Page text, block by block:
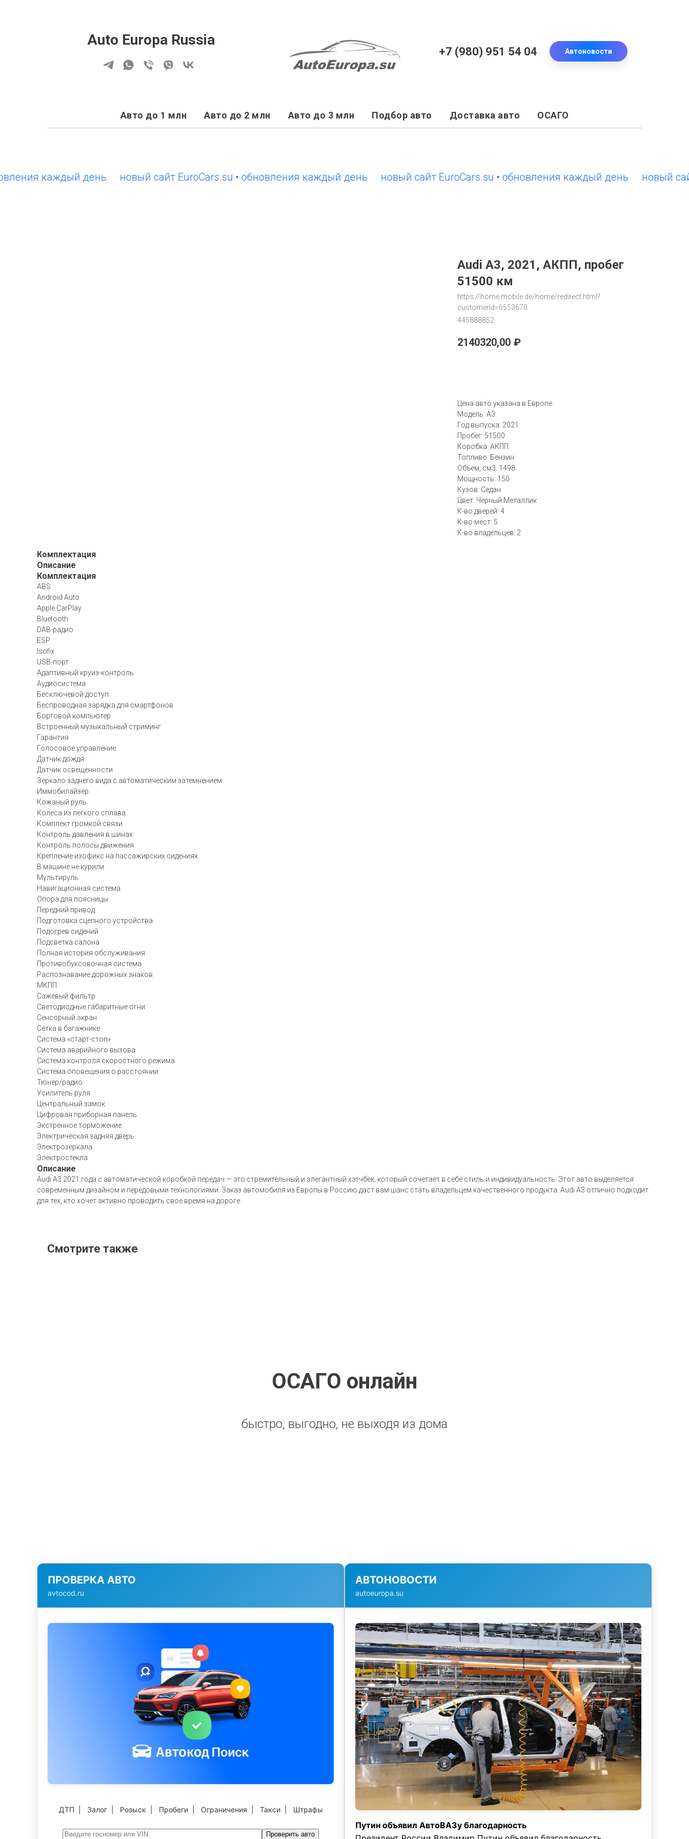
Auto Europa Russia
+7 (980) 951 54 04 Автоновости
Авто до 1 млн Авто до 2 млн Авто до 3 млн Подбор авто Доставка авто ОСАГО
каждый день новый сайт EuroCars.su • обновления каждый день новый сайт EuroCars.su • обновления каждый день новый сайт
Audi A3, 2021, АКПП, пробег
51500 км
https://home.mobile.de/home/redirect.html?
customerId=6553670
445888852
2140320,00 ₽
Цена авто указана в Европе
Модель: A3
Год выпуска: 2021
Пробег: 51500
Коробка: АКПП
Топливо: Бензин
Объем, см3: 1498
Мощность: 150
Кузов: Седан
Цвет: Черный Металлик
К-во дверей: 4
К-во мест: 5
К-во владельцев: 2
Комплектация
Описание
Комплектация
ABS
Android Auto
Apple CarPlay
Bluetooth
DAB-радио
ESP
Isofix
USB-порт
Адаптивный круиз-контроль
Аудиосистема
Бесключевой доступ
Беспроводная зарядка для смартфонов
Бортовой компьютер
Встроенный музыкальный стриминг
Гарантия
Голосовое управление
Датчик дождя
Датчик освещенности
Зеркало заднего вида с автоматическим затемнением
Иммобилайзер
Кожаный руль
Колеса из легкого сплава
Комплект громкой связи
Контроль давления в шинах
Контроль полосы движения
Крепление изофикс на пассажирских сидениях
В машине не курили
Мультируль
Навигационная система
Опора для поясницы
Передний привод
Подготовка сцепного устройства
Подогрев сидений
Подсветка салона
Полная история обслуживания
Противобуксовочная система
Распознавание дорожных знаков
МКПП
Сажевый фильтр
Светодиодные габаритные огни
Сенсорный экран
Сетка в багажнике
Система «старт-стоп»
Система аварийного вызова
Система контроля скоростного режима
Система оповещения о расстоянии
Тюнер/радио
Усилитель руля
Центральный замок
Цифровая приборная панель
Экстренное торможение
Электрическая задняя дверь
Электрозеркала
Электростекла
Описание
Audi A3 2021 года с автоматической коробкой передач — это стремительный и элегантный хэтчбек, который сочетает в себе стиль и индивидуальность. Этот авто выделяется
современным дизайном и передовыми технологиями. Заказ автомобиля из Европы в Россию даст вам шанс стать владельцем качественного продукта. Audi A3 отлично подходит
для тех, кто хочет активно проводить свое время на дороге.
Смотрите также
ОСАГО онлайн
быстро, выгодно, не выходя из дома
ПРОВЕРКА АВТО
avtocod.ru
ДТП Залог| Розыск Пробеги| Ограничения Такси| Штрафы
Проверить авто
АВТОНОВОСТИ
autoeuropa.su
Путин объявил АвтоВАЗу благодарность